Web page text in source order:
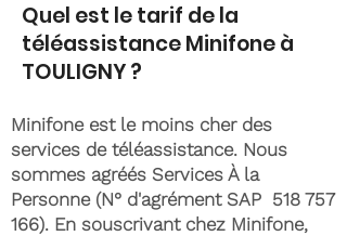
Quel est le tarif de la
téléassistance Minifone à
TOULIGNY ?
Minifone est le moins cher des
services de téléassistance. Nous
sommes agréés Services À la
Personne (N° d'agrément SAP 518 757
166). En souscrivant chez Minifone,